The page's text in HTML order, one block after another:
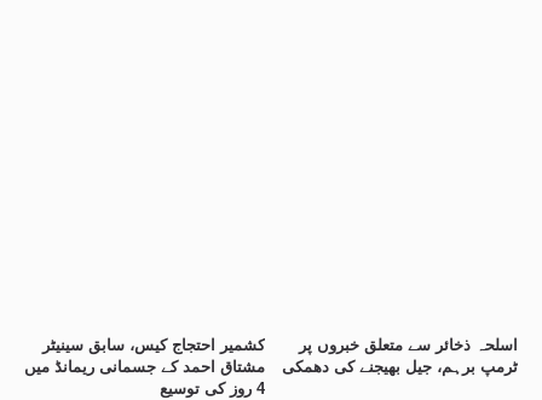
کشمیر احتجاج کیس، سابق سینیٹر
مشتاق احمد کے جسمانی ریمانڈ میں
4 روز کی توسیع
اسلحہ ذخائر سے متعلق خبروں پر
ٹرمپ برہم، جیل بھیجنے کی دھمکی